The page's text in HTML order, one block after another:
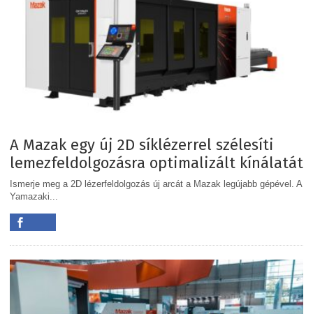
A Mazak egy új 2D síklézerrel szélesíti
lemezfeldolgozásra optimalizált kínálatát
Ismerje meg a 2D lézerfeldolgozás új arcát a Mazak legújabb gépével. A
Yamazaki...